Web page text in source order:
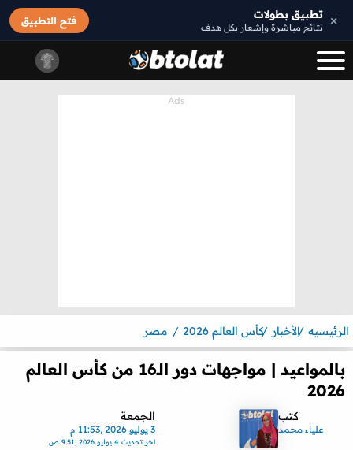
× تطبيق بطولات
نتائج مباشرة وإشعار بكل هدف
فتح التطبيق
الرئيسيه الأخبار كأس العالم 2026 مصر
بالمواعيد | مواجهات دور الـ16 من كأس العالم
2026
كتب
علياء محمد
الجمعة
3 يوليو 2026 ,11:53 م
اخر تحديث4 يوليو 2026 ,9:51 ص